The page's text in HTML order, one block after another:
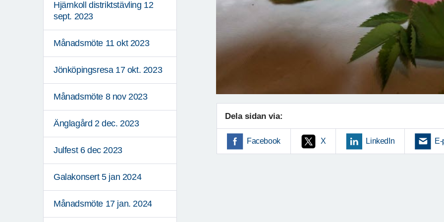
Hjärnkoll distriktstävling 12
sept. 2023
Månadsmöte 11 okt 2023
Jönköpingsresa 17 okt. 2023
Månadsmöte 8 nov 2023
Änglagård 2 dec. 2023
Julfest 6 dec 2023
Galakonsert 5 jan 2024
Månadsmöte 17 jan. 2024
Dela sidan via:
Facebook X LinkedIn